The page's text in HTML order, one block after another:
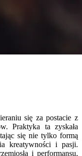
się za postacie z
Praktyka ta zyskała
się nie tylko formą
kreatywności i pasji.
i performansu,